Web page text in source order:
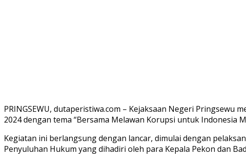
PRINGSEWU, dutaperistiwa.com – Kejaksaan Negeri
2024 dengan tema “Bersama Melawan Korupsi untuk Indonesia
Kegiatan ini berlangsung dengan lancar, dimulai dengan
Penyuluhan Hukum yang dihadiri oleh para Kepala Pekon dan